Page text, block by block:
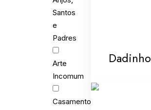
Santos
e
Padres
Arte
Incomum
Casamento
Dadinho